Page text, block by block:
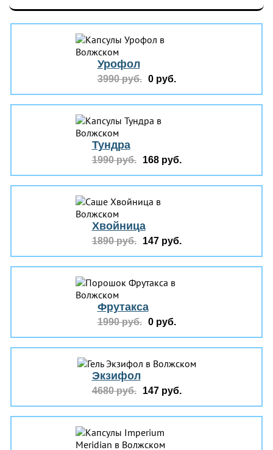
Урофол
3990 руб. 0 руб.
Тундра
1990 руб. 168 руб.
Хвойница
1890 руб. 147 руб.
Фрутакса
1990 руб. 0 руб.
Экзифол
4680 руб. 147 руб.